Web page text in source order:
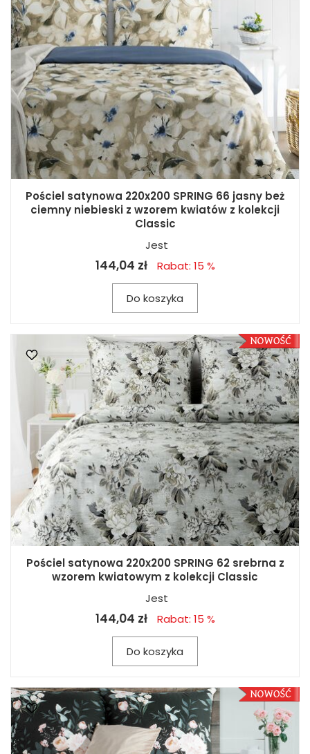
Pościel satynowa 220x200 SPRING 66 jasny beż
ciemny niebieski z wzorem kwiatów z kolekcji
Classic
Jest
144,04 zł Rabat: 15 %
Do koszyka
Pościel satynowa 220x200 SPRING 62 srebrna z
wzorem kwiatowym z kolekcji Classic
Jest
144,04 zł Rabat: 15 %
Do koszyka